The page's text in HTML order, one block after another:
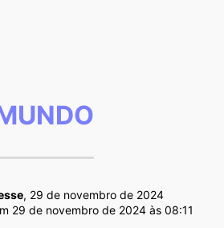
, 29 de novembro de 2024
29 de novembro de 2024 às 08:11